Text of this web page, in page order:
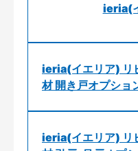
ieria(
ieria(イエリア) リ
材 開き戸オプショ
ieria(イエリア) リ